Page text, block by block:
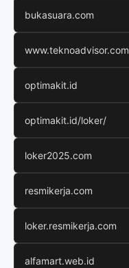
bukasuara.com
www.teknoadvisor.com
optimakit.id
optimakit.id/loker/
loker2025.com
resmikerja.com
loker.resmikerja.com
alfamart.web.id